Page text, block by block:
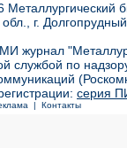
Металлургический
обл., г.
журнал
службой по
серия
| Контакты